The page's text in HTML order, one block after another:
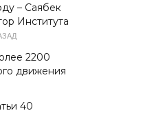
– Саябек
Института
2200
движения
40